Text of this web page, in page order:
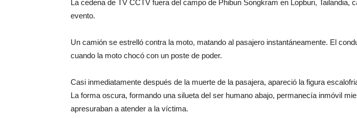
La cedena de TV CCTV fuera del campo de Phibun Songkram en Lopburi, Tailandia,
evento.
Un camión se estrelló contra la moto, matando al pasajero instantáneamente. El
cuando la moto chocó con un poste de poder.
Casi inmediatamente después de la muerte de la pasajera, apareció la figura
La forma oscura, formando una silueta del ser humano abajo, permanecía inmóvil
apresuraban a atender a la víctima.